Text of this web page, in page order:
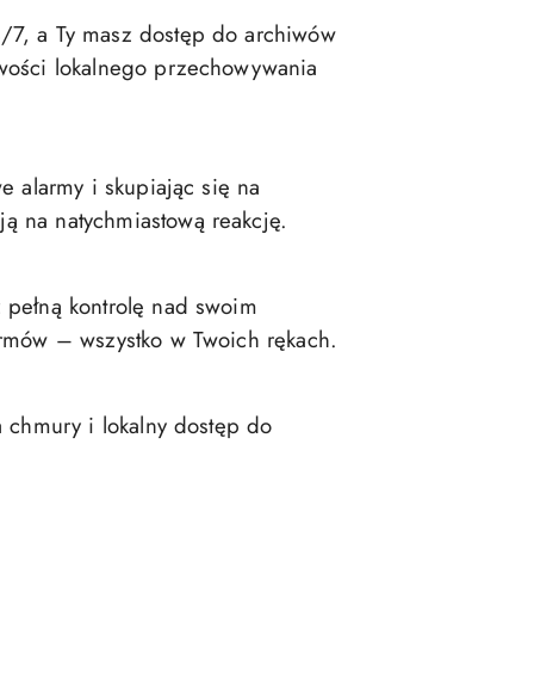
a Ty masz dostęp do archiwów
lokalnego przechowywania
alarmy i skupiając się na
na natychmiastową reakcję.
kontrolę nad swoim
– wszystko w Twoich rękach.
chmury i lokalny dostęp do